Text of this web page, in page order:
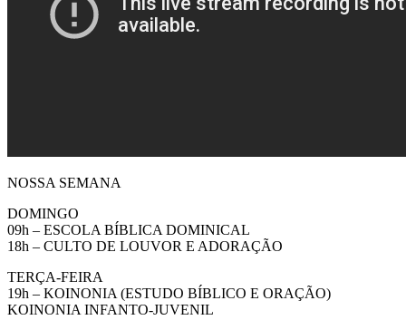
NOSSA SEMANA
DOMINGO
09h – ESCOLA BÍBLICA DOMINICAL
18h – CULTO DE LOUVOR E ADORAÇÃO
TERÇA-FEIRA
19h – KOINONIA (ESTUDO BÍBLICO E ORAÇÃO)
KOINONIA INFANTO-JUVENIL